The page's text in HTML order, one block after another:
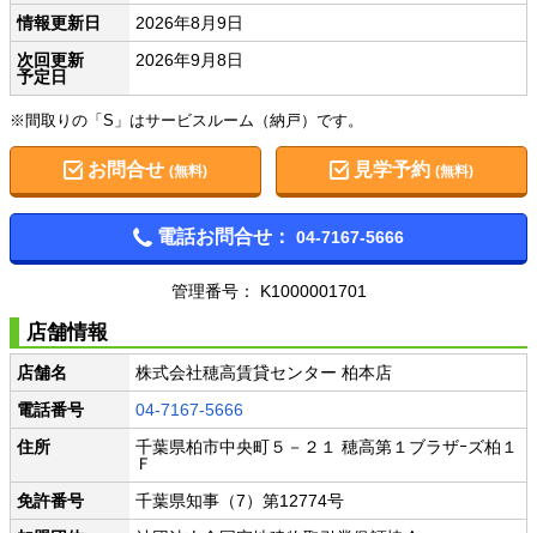
情報更新日
2026年8月9日
次回更新
予定日
2026年9月8日
※間取りの「S」はサービスルーム（納戸）です。
お問合せ (無料) 見学予約(無料)
電話お問合せ： 04-7167-5666
管理番号： K1000001701
店舗情報
店舗名
株式会社穂高賃貸センター 柏本店
電話番号
04-7167-5666
住所
千葉県柏市中央町５－２１ 穂高第１ブラザｰズ柏１
Ｆ
免許番号
千葉県知事（7）第12774号